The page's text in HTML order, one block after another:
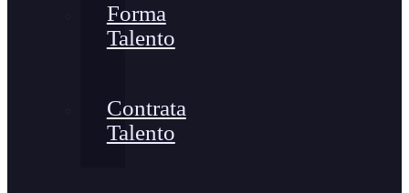
Forma
Talento
Contrata
Talento